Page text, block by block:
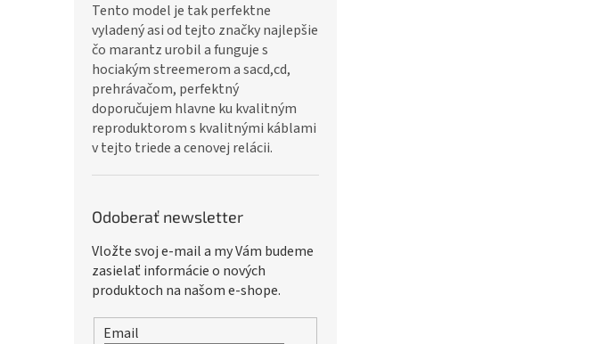
Tento model je tak perfektne
vyladený asi od tejto značky najlepšie
čo marantz urobil a funguje s
hociakým streemerom a sacd,cd,
prehrávačom, perfektný
doporučujem hlavne ku kvalitným
reproduktorom s kvalitnými káblami
v tejto triede a cenovej relácii.
Odoberať newsletter
Vložte svoj e-mail a my Vám budeme
zasielať informácie o nových
produktoch na našom e-shope.
Email